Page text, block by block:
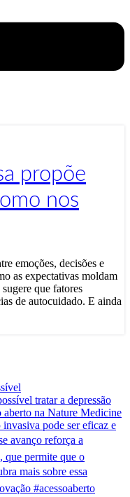
propõe
nos
emoções, decisões e
as expectativas moldam
que fatores
de autocuidado. E ainda